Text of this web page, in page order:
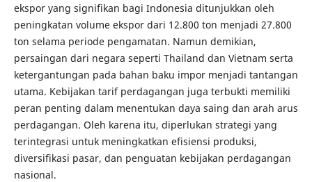
ekspor yang signifikan bagi Indonesia ditunjukkan oleh
peningkatan volume ekspor dari 12.800 ton menjadi 27.800
ton selama periode pengamatan. Namun demikian,
persaingan dari negara seperti Thailand dan Vietnam serta
ketergantungan pada bahan baku impor menjadi tantangan
utama. Kebijakan tarif perdagangan juga terbukti memiliki
peran penting dalam menentukan daya saing dan arah arus
perdagangan. Oleh karena itu, diperlukan strategi yang
terintegrasi untuk meningkatkan efisiensi produksi,
diversifikasi pasar, dan penguatan kebijakan perdagangan
nasional.